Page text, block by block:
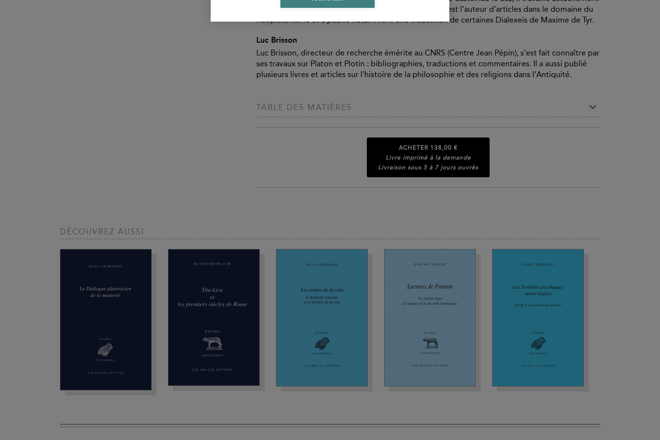
sur la tradition platonicienne, en particulier Proclus. Il est l’auteur d’articles dans le domaine du
néoplatonisme et a publié notamment une traduction de certaines Dialexeis de Maxime de Tyr.
Luc Brisson
Luc Brisson, directeur de recherche émérite au CNRS (Centre Jean Pépin), s’est fait connaître par
ses travaux sur Platon et Plotin : bibliographies, traductions et commentaires. Il a aussi publié
plusieurs livres et articles sur l’histoire de la philosophie et des religions dans l’Antiquité.
TABLE DES MATIÈRES
ACHETER 138,00 €
Livre imprimé à la demande
Livraison sous 5 à 7 jours ouvrés
DÉCOUVREZ AUSSI